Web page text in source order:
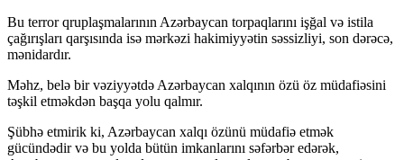
Bu terror qruplaşmalarının Azərbaycan torpaqlarını işğal və istila
çağırışları qarşısında isə mərkəzi hakimiyyətin səssizliyi, son dərəcə,
mənidardır.
Məhz, belə bir vəziyyətdə Azərbaycan xalqının özü öz müdafiəsini
təşkil etməkdən başqa yolu qalmır.
Şübhə etmirik ki, Azərbaycan xalqı özünü müdafiə etmək
gücündədir və bu yolda bütün imkanlarını səfərbər edərək,